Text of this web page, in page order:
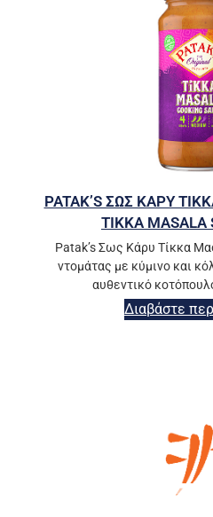
PATAK’S ΣΩΣ ΚΑΡΥ
TIKKA MASALA
Patak’s Σως Κάρυ Τίκκα
ντομάτας με κύμινο και
αυθεντικό
Διαβάστε